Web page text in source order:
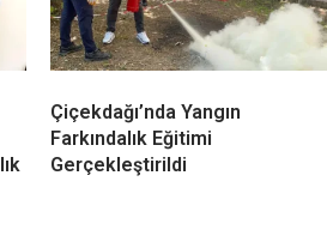
Çiçekdağı’nda Yangın
Farkındalık Eğitimi
Gerçekleştirildi